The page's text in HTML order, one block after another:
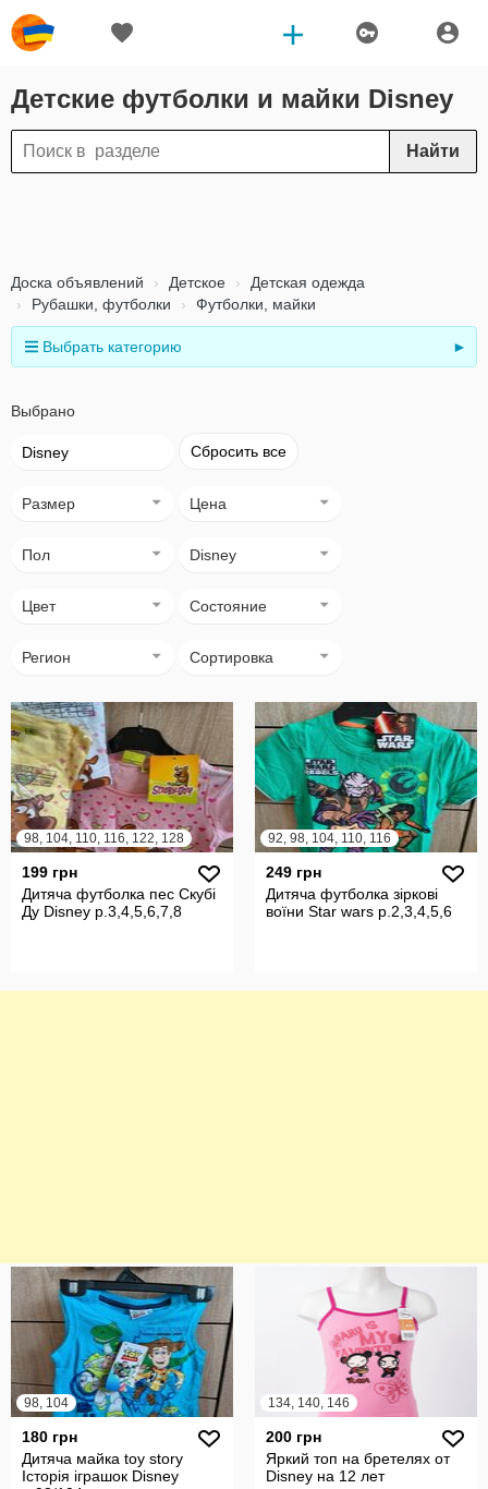
Детские футболки и майки Disney
Найти
Доска объявлений Детское
Детская одежда
Рубашки, футболки
Футболки, майки
Выбрать категорию ►
Выбрано
Disney Сбросить все
Размер Цена
Пол Disney
Цвет Состояние
Регион Сортировка
98, 104, 110, 116, 122, 128
199 грн
Дитяча футболка пес Скубі
Ду Disney р.3,4,5,6,7,8
92, 98, 104, 110, 116
249 грн
Дитяча футболка зіркові
воїни Star wars р.2,3,4,5,6
98, 104
180 грн
Дитяча майка toy story
Історія іграшок Disney
134, 140, 146
200 грн
Яркий топ на бретелях от
Disney на 12 лет